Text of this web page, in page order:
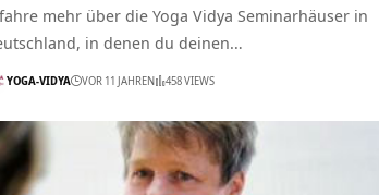
mehr über die Yoga Vidya Seminarhäuser in
in denen du deinen…
YOGA-VIDYA VOR 11 JAHREN 458 VIEWS